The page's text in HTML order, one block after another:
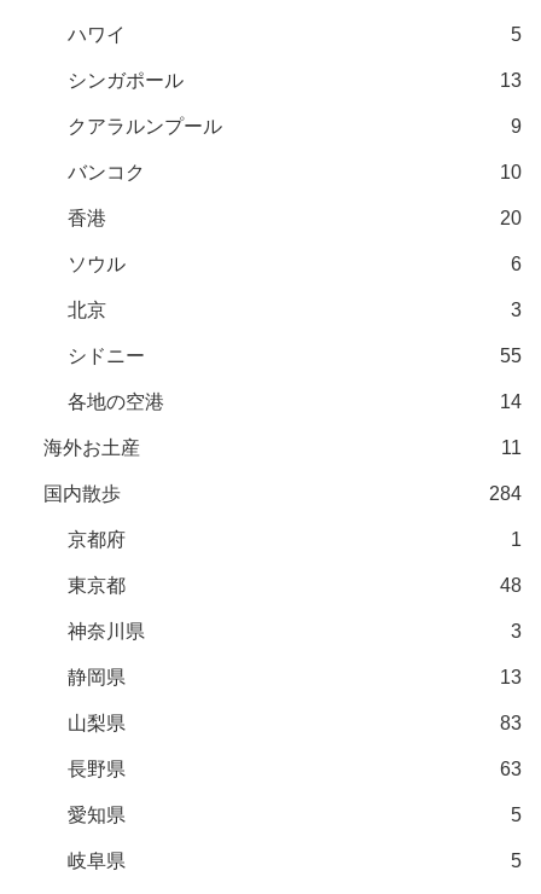
ハワイ 5
シンガポール 13
クアラルンプール 9
バンコク 10
香港 20
ソウル 6
北京 3
シドニー 55
各地の空港 14
海外お土産 11
国内散歩 284
京都府 1
東京都 48
神奈川県 3
静岡県 13
山梨県 83
長野県 63
愛知県 5
岐阜県 5